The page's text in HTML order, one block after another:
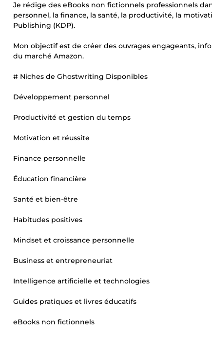
Je rédige des eBooks non fictionnels professionnels
personnel, la finance, la santé, la productivité, la
Publishing (KDP).
Mon objectif est de créer des ouvrages engageants,
du marché Amazon.
# Niches de Ghostwriting Disponibles
Développement personnel
Productivité et gestion du temps
Motivation et réussite
Finance personnelle
Éducation financière
Santé et bien-être
Habitudes positives
Mindset et croissance personnelle
Business et entrepreneuriat
Intelligence artificielle et technologies
Guides pratiques et livres éducatifs
eBooks non fictionnels